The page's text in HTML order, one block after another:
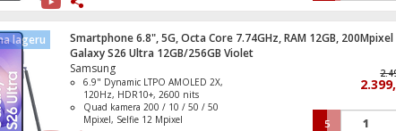
brzo punjenje 60 W
IP68 vodootporan ( 1.5 met. do 30
min. )
Operativni sistem Android 16, One UI
8.5
lageru
Smartphone 6.8", 5G, Octa Core 7.74GHz, RAM 12GB, 200Mpixel
Galaxy S26 Ultra 12GB/256GB Violet
Samsung
6.9" Dynamic LTPO AMOLED 2X,
120Hz, HDR10+, 2600 nits
Quad kamera 200 / 10 / 50 / 50
Mpixel, Selfie 12 Mpixel
5
Mikser sa posudom, 450W, 5 brzina,